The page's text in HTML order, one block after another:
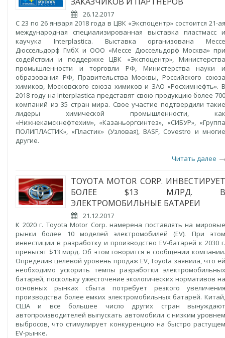
26.12.2017
С 23 по 26 января 2018 года в ЦВК «Экспоцентр» состоится 21-ая
международная специализированная выставка пластмасс и
каучука Interplastica. Выставка организована Мессе
Дюссельдорф ГмбХ и ООО «Мессе Дюссельдорф Москва» при
содействии и поддержке ЦВК «Экспоцентр», Министерства
промышленности и торговли РФ, Министерства науки и
образования РФ, Правительства Москвы, Российского союза
химиков, Московского союза химиков и ЗАО «Росхимнефть». В
2018 году на Interplastica представят свою продукцию более 700
компаний из 35 стран мира. Свое участие подтвердили такие
лидеры химической промышленности, как
«Нижнекамскнефтехим», «Казаньоргсинтез», «СИБУР», «Группа
ПОЛИПЛАСТИК», «Пластик» (Узловая), BASF, Covestro и многие
другие.
Читать далее
TOYOTA MOTOR CORP. ИНВЕСТИРУЕТ
БОЛЕЕ $13 МЛРД. В
ЭЛЕКТРОМОБИЛЬНЫЕ БАТАРЕИ
21.12.2017
К 2020 г. Toyota Motor Corp. намерена поставлять на мировые
рынки более 10 моделей электромобилей (EV). При этом
инвестиции в разработку и производство EV-батарей к 2030 г.
превысят $13 млрд. Об этом говорится в сообщении компании.
Определив целевой уровень продаж EV, Toyota заявила, что ей
необходимо ускорить темпы разработки электромобильных
батарей, поскольку ужесточение экологических нормативов на
основных рынках сбыта потребует резкого увеличения
производства более емких электромобильных батарей. Китай,
США и все большее число других стран вынуждают
автопроизводителей выпускать автомобили с низким уровнем
выбросов, что стимулирует конкуренцию на быстро растущем
EV-рынке.